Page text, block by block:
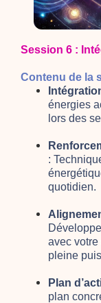
Session 6 :
Contenu de la
énergies
lors des
:
quotidien.
avec
pleine
Plan
plan